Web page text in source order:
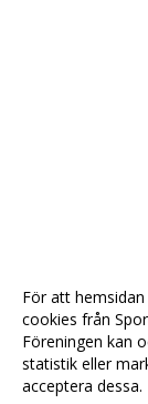
För att
cookies från
Föreningen kan
statistik eller
acceptera dessa.